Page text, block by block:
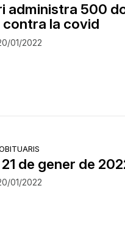
administra 500
la covid
01/2022
de gener de
01/2022